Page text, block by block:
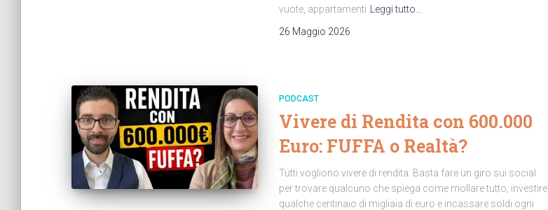
vuote, appartamenti
Leggi tutto…
26 Maggio 2026
PODCAST
Vivere di Rendita con 600.000
Euro: FUFFA o Realtà?
Tutti vogliono vivere di rendita. Basta fare un giro sui social
per trovare qualcuno che spiega come mollare tutto, investire
qualche centinaio di migliaia di euro e incassare soldi ogni